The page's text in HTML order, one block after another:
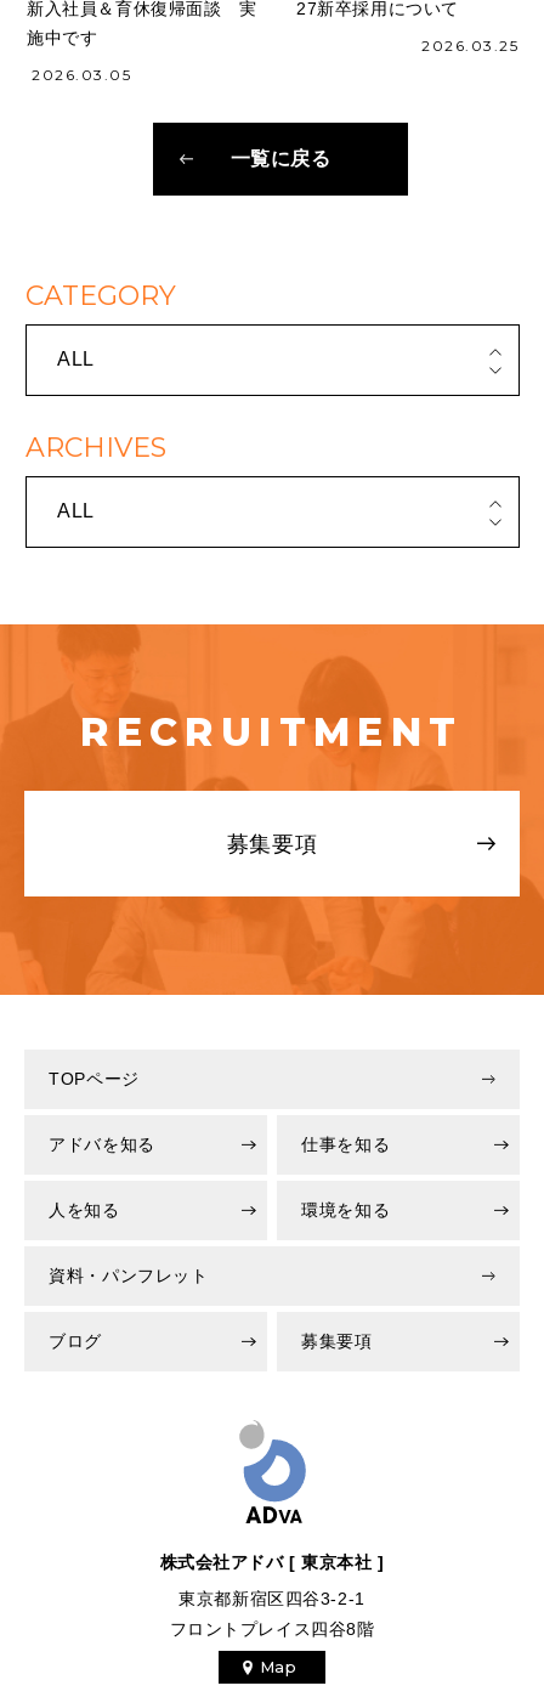
新入社員＆育休復帰面談 実
施中です
2026.03.05
一覧に戻る
27新卒採用について
2026.03.25
CATEGORY
ALL
ARCHIVES
ALL
RECRUITMENT
募集要項
株式会社アドバ [ 東京本社 ]
東京都新宿区四谷3-2-1
フロントプレイス四谷8階
Map
TOPページ
アドバを知る 仕事を知る
人を知る 環境を知る
資料・パンフレット
ブログ 募集要項